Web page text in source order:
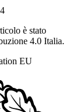
è stato
4.0 Italia.